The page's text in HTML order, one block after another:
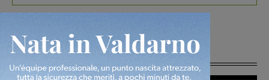
Più lette